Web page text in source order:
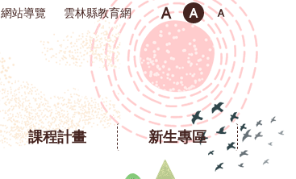
網站導覽 雲林縣教育網
課程計畫 新生專區